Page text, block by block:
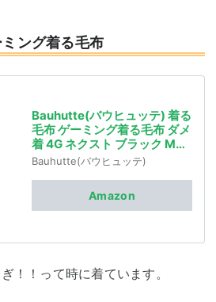
ング着る毛布
Bauhutte(バウヒュッテ) 着る
毛布 ゲーミング着る毛布 ダメ
着 4G ネクスト ブラック Mサ
イズ HFD-4G-24-M-BK
Bauhutte(バウヒュッテ)
Amazon
！！って時に着ています。